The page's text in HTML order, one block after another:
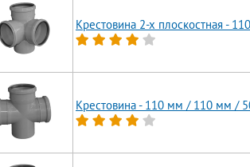
Крестовина 2-х плоскостная -
Крестовина - 110 мм / 110 мм /